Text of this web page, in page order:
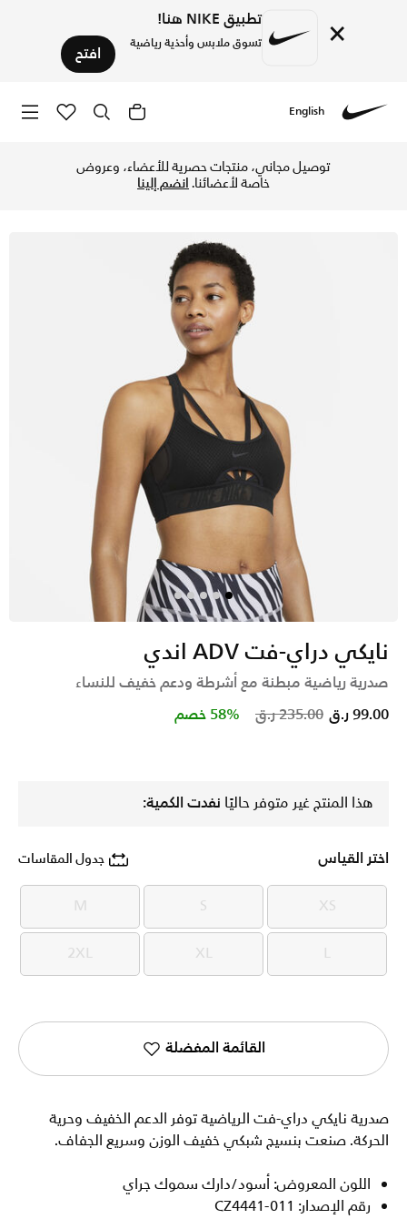
× تطبيق NIKE هنا!
تسوق ملابس وأحذية رياضية افتح
English
توصيل مجاني، منتجات حصرية للأعضاء، وعروض
خاصة لأعضائنا.انضم إلينا
نايكي دراي-فت ADV اندي
صدرية رياضية مبطنة مع أشرطة ودعم خفيف للنساء
Price reduced from
235.00 ر.ق to 99.00 ر.ق 58% خصم
هذا المنتج غير متوفر حاليًا نفدت الكمية:
اختر القياس جدول المقاسات
XS
XS
S
S
M
M
L
L
XL
XL
2XL
2XL
القائمة المفضلة
صدرية نايكي دراي-فت الرياضية توفر الدعم الخفيف وحرية
الحركة. صنعت بنسيج شبكي خفيف الوزن وسريع الجفاف.
اللون المعروض: أسود/دارك سموك جراي
رقم الإصدار: CZ4441-011